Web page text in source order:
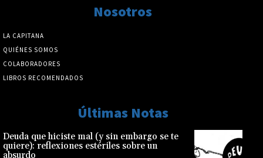
Nosotros
LA CAPITANA
QUIÉNES SOMOS
COLABORADORES
LIBROS RECOMENDADOS
Últimas Notas
Deuda que hiciste mal (y sin embargo se te
quiere): reflexiones estériles sobre un
absurdo